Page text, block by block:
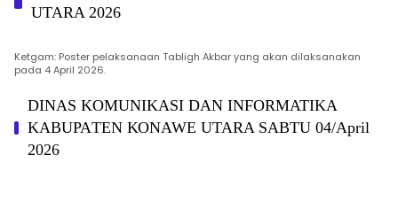
UTARA 2026
Ketgam: Poster pelaksanaan Tabligh Akbar yang akan dilaksanakan
pada 4 April 2026.
DINAS KOMUNIKASI DAN INFORMATIKA
KABUPAΤΕΝ ΚΟNAWE UTARA SABTU 04/April
2026